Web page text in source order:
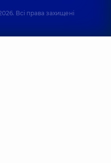
Всі права захищені